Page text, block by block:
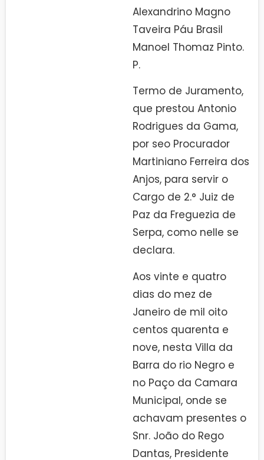
Alexandrino Magno
Taveira Páu Brasil
Manoel Thomaz Pinto.
P.
Termo de Juramento,
que prestou Antonio
Rodrigues da Gama,
por seo Procurador
Martiniano Ferreira dos
Anjos, para servir o
Cargo de 2.° Juiz de
Paz da Freguezia de
Serpa, como nelle se
declara.
Aos vinte e quatro
dias do mez de
Janeiro de mil oito
centos quarenta e
nove, nesta Villa da
Barra do rio Negro e
no Paço da Camara
Municipal, onde se
achavam presentes o
Snr. João do Rego
Dantas, Presidente